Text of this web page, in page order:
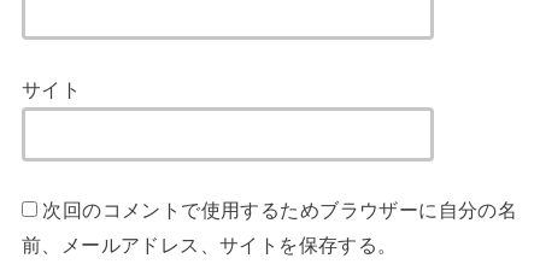
サイト
次回のコメントで使用するためブラウザーに自分の名
前、メールアドレス、サイトを保存する。